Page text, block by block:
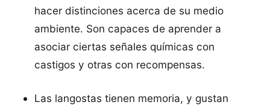
hacer distinciones acerca de su medio
ambiente. Son capaces de aprender a
asociar ciertas señales quí­micas con
castigos y otras con recompensas.
Las langostas tienen memoria, y gustan